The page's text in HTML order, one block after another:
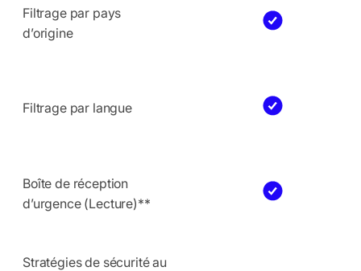
Filtrage par pays
d’origine
Filtrage par langue
Boîte de réception
d’urgence (Lecture)**
Stratégies de sécurité au